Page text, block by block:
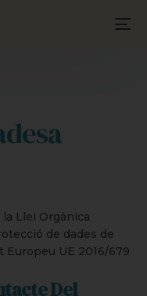
Llei Orgànica
de dades de
UE 2016/679
Del